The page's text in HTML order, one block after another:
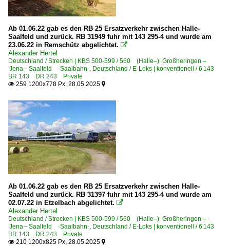
Kessel- und Silozüge
KLV Containerzüge
Museumsbahnen
BSW Gruppe Traditionsgemeinschaft Bw Halle P e.V.
Dampflokfreunde Berlin e.V., B-Schöneweide ·DLFB·
Personenwagen
Eilzugwagen 2. Serie n-Wagen 'Silberlinge'
Personenwagen | Steuerwagen
Doppelstock-Steuerwagen 1. Generation modernisiert
Doppelstock-Steuerwagen 2. Generation für DR 760.0
Doppelstock-Steuerwagen 3. Generation 761, 762
Doppelstock-Steuerwagen 4. Generation 763-767, 785
Doppelstock-Steuerwagen 5. Generation IC2 668
IC-Steuerwagen 286
Ab 01.06.22 gab es den RB 25 Ersatzverkehr zwischen Halle-
Saalfeld und zurück. RB 31949 fuhr mit 143 295-4 und wurde am
23.06.22 in Remschütz abgelichtet. 
Alexander Hertel
Deutschland / Strecken | KBS 500-599 / 560 (Halle–) Großheringen –
Jena – Saalfeld ·Saalbahn·, Deutschland / E-Loks | konventionell / 6 143
BR 143 DR 243 Private
 259 1200x778 Px, 28.05.2025 
Ab 01.06.22 gab es den RB 25 Ersatzverkehr zwischen Halle-
Saalfeld und zurück. RB 31397 fuhr mit 143 295-4 und wurde am
02.07.22 in Etzelbach abgelichtet. 
Alexander Hertel
Deutschland / Strecken | KBS 500-599 / 560 (Halle–) Großheringen –
Jena – Saalfeld ·Saalbahn·, Deutschland / E-Loks | konventionell / 6 143
BR 143 DR 243 Private
 210 1200x825 Px, 28.05.2025 